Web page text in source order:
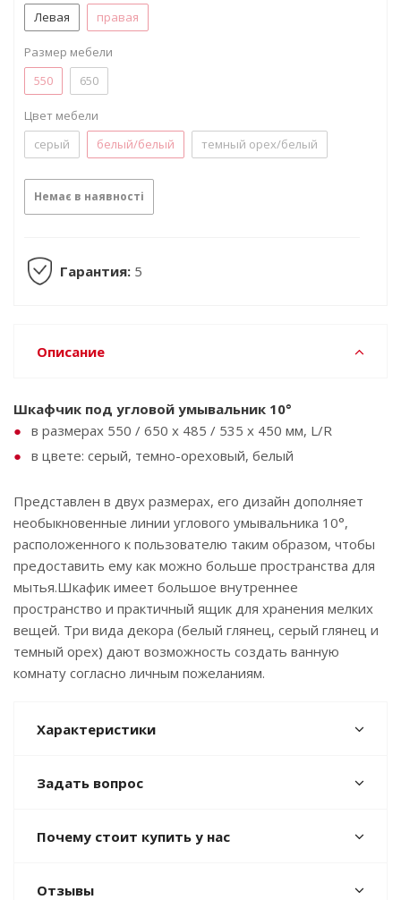
Левая
правая
Размер мебели
550
650
Цвет мебели
серый
белый/белый темный орех/белый
Немає в наявності
Гарантия: 5
Описание
Шкафчик под угловой умывальник 10°
в размерах 550 / 650 x 485 / 535 x 450 мм, L/R
в цвете: серый, темно-ореховый, белый
Представлен в двух размерах, его дизайн дополняет
необыкновенные линии углового умывальника 10°,
расположенного к пользователю таким образом, чтобы
предоставить ему как можно больше пространства для
мытья.Шкафик имеет большое внутреннее
пространство и практичный ящик для хранения мелких
вещей. Три вида декора (белый глянец, серый глянец и
темный орех) дают возможность создать ванную
комнату согласно личным пожеланиям.
Характеристики
Задать вопрос
Почему стоит купить у нас
Отзывы